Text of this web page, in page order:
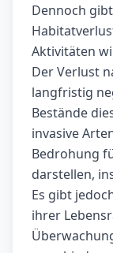
Dennoch
Aktivitäten
Der Verlust
langfristig
Bestände
invasive
Bedrohung
darstellen,
Es gibt
ihrer